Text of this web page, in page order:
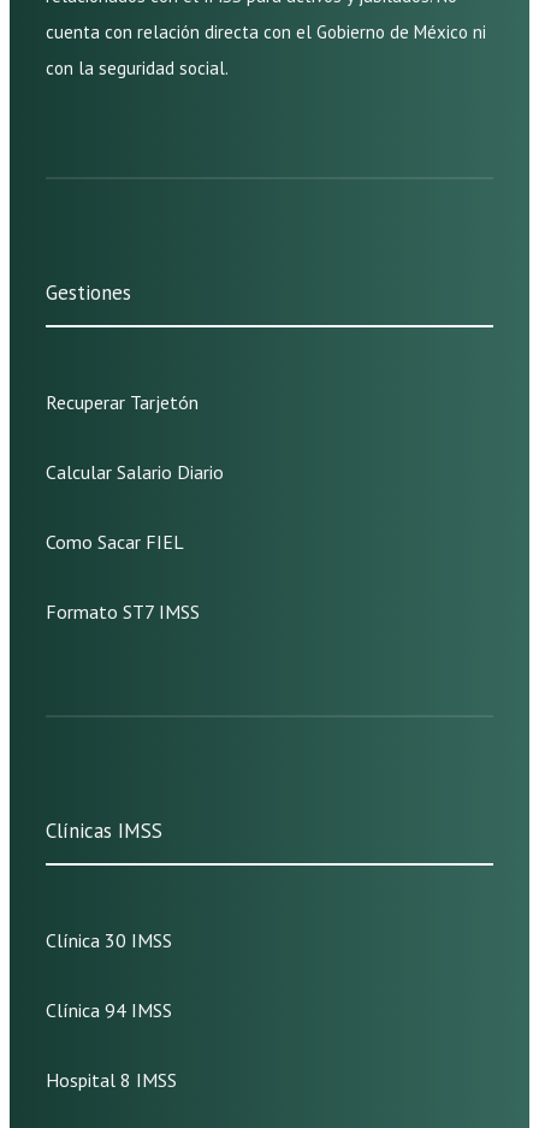
cuenta con relación directa con el Gobierno de México ni
con la seguridad social.
Gestiones
Recuperar Tarjetón
Calcular Salario Diario
Como Sacar FIEL
Formato ST7 IMSS
Clínicas IMSS
Clínica 30 IMSS
Clínica 94 IMSS
Hospital 8 IMSS